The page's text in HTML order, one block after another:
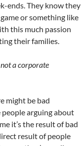
ends. They know they
or something like
this much passion
their families.
not a corporate
might be bad
people arguing about
it’s the result of bad
result of people